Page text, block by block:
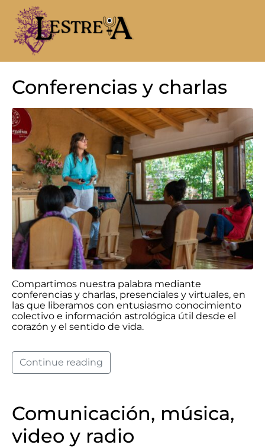
Conferencias y charlas
Compartimos nuestra palabra mediante
conferencias y charlas, presenciales y virtuales, en
las que liberamos con entusiasmo conocimiento
colectivo e información astrológica útil desde el
corazón y el sentido de vida.
Continue reading
Comunicación, música,
video y radio